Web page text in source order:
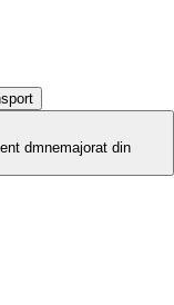
dmnemajorat din